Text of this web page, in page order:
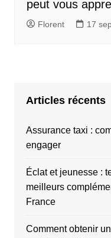
peut vous
Florent 17
Articles récents
Assurance taxi :
engager
Éclat et jeunesse :
meilleurs
France
Comment obtenir